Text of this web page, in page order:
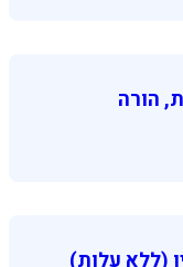
הורה
(ללא עלות)